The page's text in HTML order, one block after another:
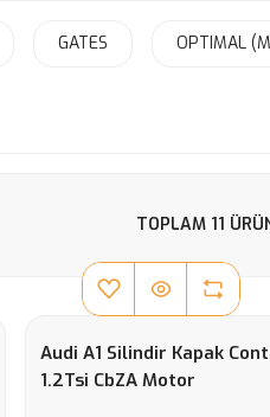
GATES OPTIMAL
TOPLAM 11
Audi A1 Silindir Kapak
1.2Tsi CbZA Motor